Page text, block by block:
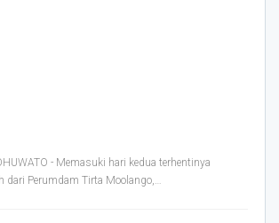
- Memasuki hari kedua terhentinya
Perumdam Tirta Moolango,